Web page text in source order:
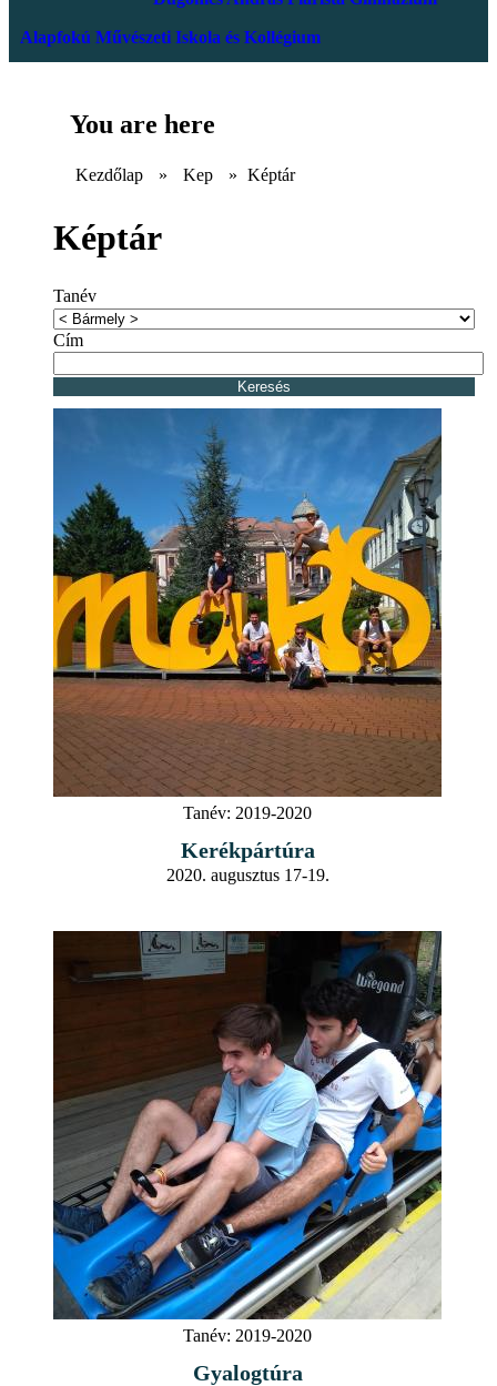
Alapfokú Művészeti Iskola és Kollégium
You are here
Kezdőlap » Kep » Képtár
Képtár
Tanév
Cím
Tanév: 2019-2020
Kerékpártúra
2020. augusztus 17-19.
Tanév: 2019-2020
Gyalogtúra